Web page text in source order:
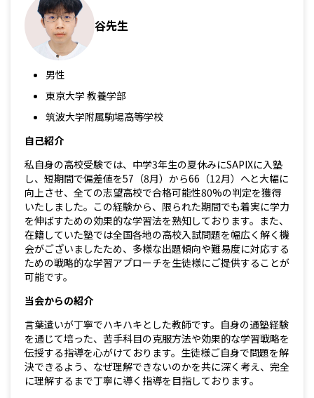
谷先生
男性
東京大学 教養学部
筑波大学附属駒場高等学校
自己紹介
私自身の高校受験では、中学3年生の夏休みにSAPIXに入塾
し、短期間で偏差値を57（8月）から66（12月）へと大幅に
向上させ、全ての志望高校で合格可能性80%の判定を獲得
いたしました。この経験から、限られた期間でも着実に学力
を伸ばすための効果的な学習法を熟知しております。また、
在籍していた塾では全国各地の高校入試問題を幅広く解く機
会がございましたため、多様な出題傾向や難易度に対応する
ための戦略的な学習アプローチを生徒様にご提供することが
可能です。
当会からの紹介
言葉遣いが丁寧でハキハキとした教師です。自身の通塾経験
を通じて培った、苦手科目の克服方法や効果的な学習戦略を
伝授する指導を心がけております。生徒様ご自身で問題を解
決できるよう、なぜ理解できないのかを共に深く考え、完全
に理解するまで丁寧に導く指導を目指しております。